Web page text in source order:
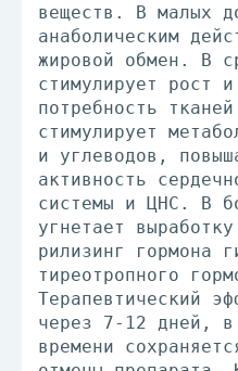
веществ. В малых
анаболическим
жировой обмен. В
стимулирует рост
потребность
стимулирует
и углеводов,
активность
системы и ЦНС. В
угнетает
рилизинг гормона
тиреотропного
Терапевтический
через 7-12 дней, в
времени